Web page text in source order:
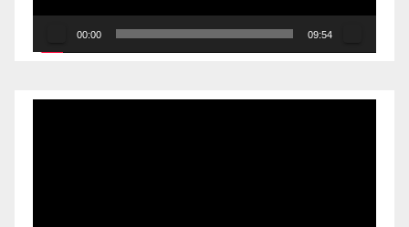
00:00 09:54